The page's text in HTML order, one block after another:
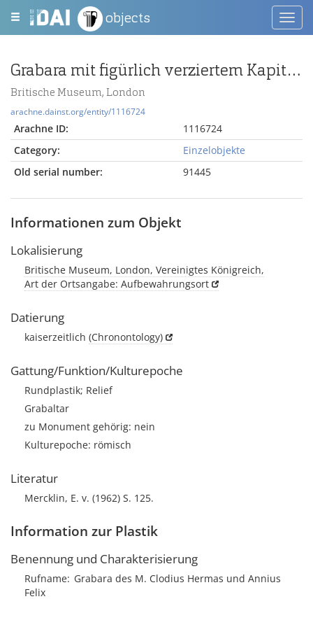
objects
Grabara mit figürlich verziertem Kapitellschmuck
Britische Museum, London
arachne.dainst.org/entity/1116724
Arachne ID:
1116724
Category:
Einzelobjekte
Old serial number:
91445
Informationen zum Objekt
Lokalisierung
Britische Museum, London, Vereinigtes Königreich,
Art der Ortsangabe: Aufbewahrungsort
Datierung
kaiserzeitlich (Chronontology)
Gattung/Funktion/Kulturepoche
Rundplastik; Relief
Grabaltar
zu Monument gehörig: nein
Kulturepoche: römisch
Literatur
Mercklin, E. v. (1962) S. 125.
Information zur Plastik
Benennung und Charakterisierung
Rufname Grabara des M. Clodius Hermas und Annius
Felix